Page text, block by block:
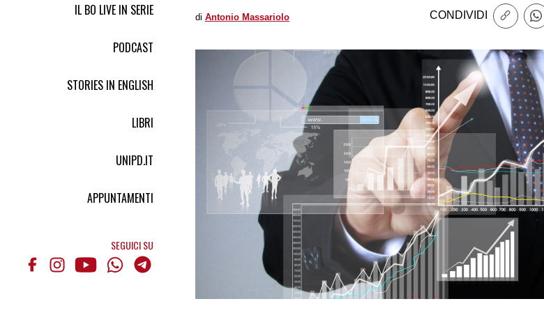
IL BO LIVE IN SERIE
PODCAST
STORIES IN ENGLISH
LIBRI
UNIPD.IT
APPUNTAMENTI
SEGUICI SU
di Antonio Massariolo CONDIVIDI